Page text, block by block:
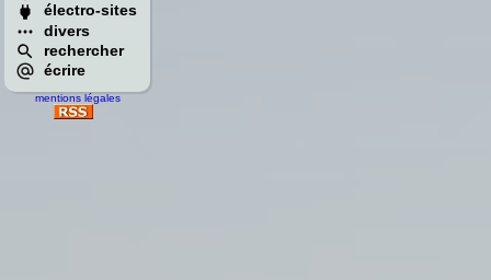
électro-sites
divers
rechercher
écrire
mentions légales